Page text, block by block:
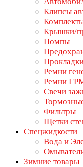
Клипсы
Крышки/
Помпы
Ремни
Ремни
Свечи
Фильтры
Щетки
Спецжидкости
Вода и
Зимние товары